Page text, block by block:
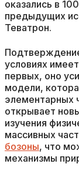
оказались в
предыдущих
Теватрон.
условиях
первых, оно
модели,
элементарных
открывает
изучения
массивных
бозоны, что
механизмы